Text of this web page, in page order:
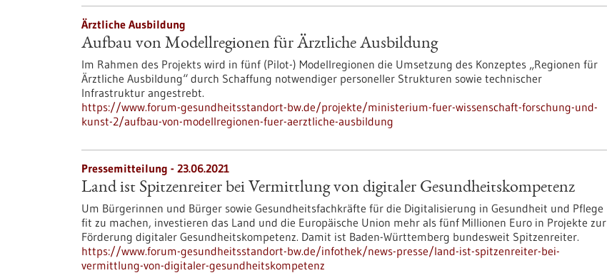
Ärztliche Ausbildung
Aufbau von Modellregionen für Ärztliche Ausbildung
Im Rahmen des Projekts wird in fünf (Pilot-) Modellregionen die Umsetzung des Konzeptes „Regionen für
Ärztliche Ausbildung“ durch Schaffung notwendiger personeller Strukturen sowie technischer
Infrastruktur angestrebt.
https://www.forum-gesundheitsstandort-bw.de/projekte/ministerium-fuer-wissenschaft-forschung-und-
kunst-2/aufbau-von-modellregionen-fuer-aerztliche-ausbildung
Pressemitteilung - 23.06.2021
Land ist Spitzenreiter bei Vermittlung von digitaler Gesundheitskompetenz
Um Bürgerinnen und Bürger sowie Gesundheitsfachkräfte für die Digitalisierung in Gesundheit und Pflege
fit zu machen, investieren das Land und die Europäische Union mehr als fünf Millionen Euro in Projekte zur
Förderung digitaler Gesundheitskompetenz. Damit ist Baden-Württemberg bundesweit Spitzenreiter.
https://www.forum-gesundheitsstandort-bw.de/infothek/news-presse/land-ist-spitzenreiter-bei-
vermittlung-von-digitaler-gesundheitskompetenz